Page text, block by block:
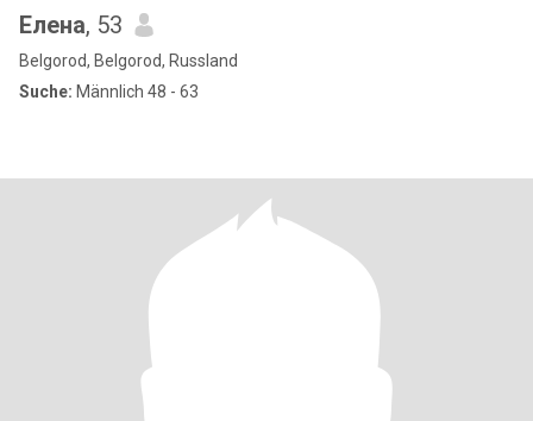
Елена, 53
Belgorod, Belgorod, Russland
Suche: Männlich 48 - 63